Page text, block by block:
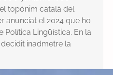
topònim català del
anunciat el 2024 que ho
Política Lingüística. En la
inadmetre la